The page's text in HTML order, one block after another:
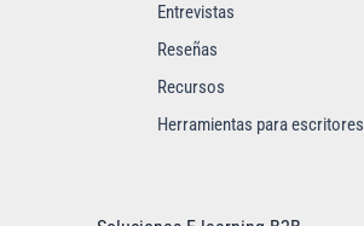
Entrevistas
Reseñas
Recursos
Herramientas para escritores